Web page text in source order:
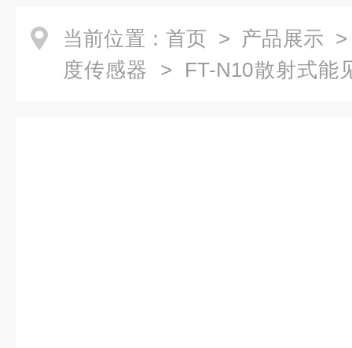
当前位置： 首页 > 产品展示
度传感器 > FT-N10散射式能